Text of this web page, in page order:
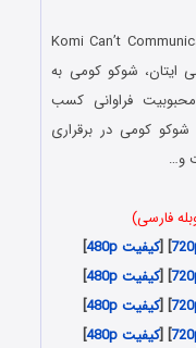
Komi Can’t
ایتان، شوکو کومی به
فراوانی کسب
کومی در برقراری
و…
فارسی)
] [کیفیت 480p
]
] [کیفیت 480p
]
] [کیفیت 480p
]
] [کیفیت 480p
]